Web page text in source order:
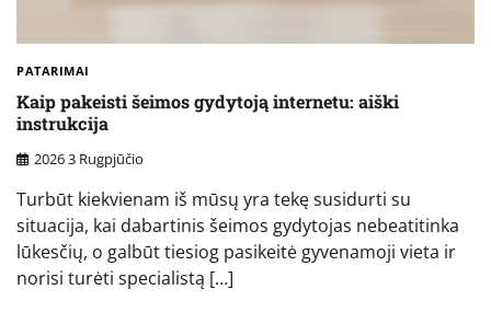
PATARIMAI
Kaip pakeisti šeimos gydytoją internetu: aiški
instrukcija
2026 3 Rugpjūčio
Turbūt kiekvienam iš mūsų yra tekę susidurti su
situacija, kai dabartinis šeimos gydytojas nebeatitinka
lūkesčių, o galbūt tiesiog pasikeitė gyvenamoji vieta ir
norisi turėti specialistą […]